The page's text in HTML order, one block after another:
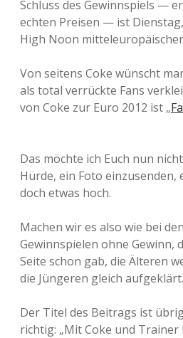
Schluss des Gewinnspiels —
echten Preisen — ist
High Noon
Von seitens Coke wünscht
als total verrückte Fans
von Coke zur Euro 2012 ist „
Das möchte ich Euch nun
Hürde, ein Foto einzusenden,
doch etwas hoch.
Machen wir es also wie bei
Gewinnspielen ohne Gewinn,
Seite schon gab, die Älteren
die Jüngeren gleich aufgeklärt.
Der Titel des Beitrags ist
richtig: „Mit Coke und Trainer